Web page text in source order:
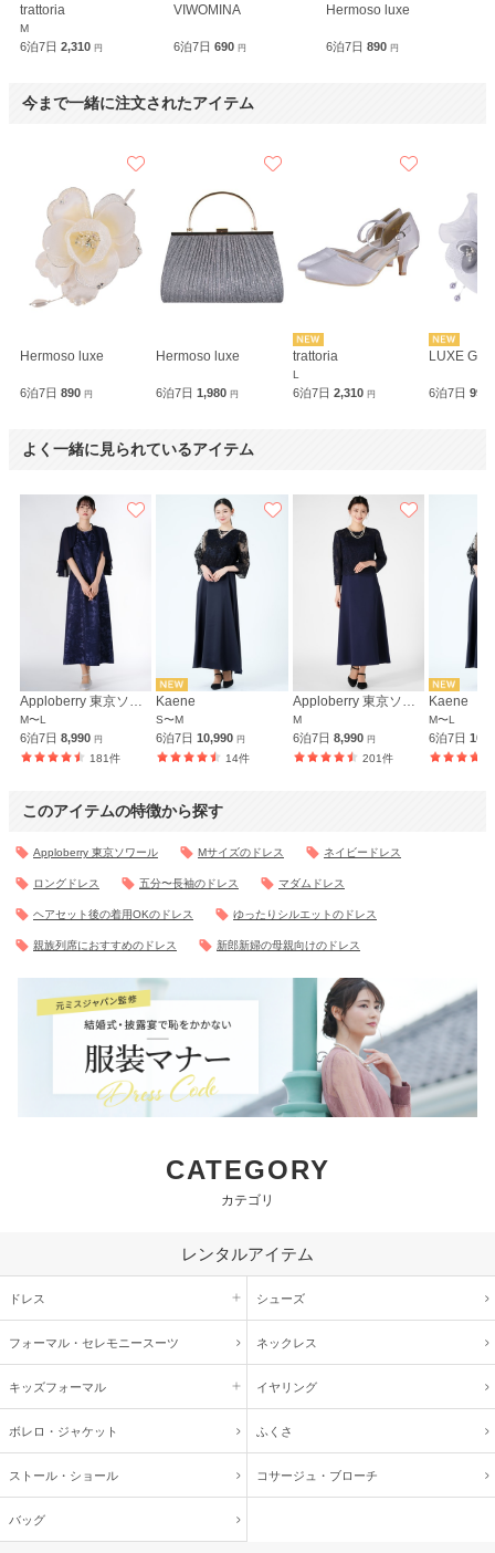
trattoria
M
6泊7日 2,310 円
VIWOMINA
6泊7日 690 円
Hermoso luxe
6泊7日890円
今まで一緒に注文されたアイテム
Hermoso luxe
6泊7日 890 円
Hermoso luxe
6泊7日1,980円
trattoria
L
6泊7日 2,310 円
LUXE
6泊7日 990
よく一緒に見られているアイテム
Apploberry 東京ソワール
M〜L
6泊7日 8,990 円
181件
Kaene
S〜M
6泊7日10,990円
14件
Apploberry 東京ソワール
M
6泊7日 8,990 円
201件
Kaene
M〜L
6泊7日
このアイテムの特徴から探す
Apploberry 東京ソワール Mサイズのドレス ネイビードレス
ロングドレス 五分〜長袖のドレス マダムドレス
ヘアセット後の着用OKのドレス ゆったりシルエットのドレス
親族列席におすすめのドレス 新郎新婦の母親向けのドレス
CATEGORY
カテゴリ
レンタルアイテム
ドレス シューズ
フォーマル・ セレモニースーツ ネックレス
キッズフォーマル イヤリング
ボレロ・ジャケット ふくさ
ストール・ショール コサージュ・ ブローチ
バッグ